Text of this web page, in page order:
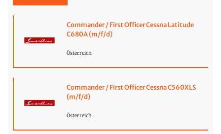
Commander / First Officer Cessna Latitude
C680A (m/f/d)
Österreich
Commander / First Officer Cessna C560XLS
(m/f/d)
Österreich